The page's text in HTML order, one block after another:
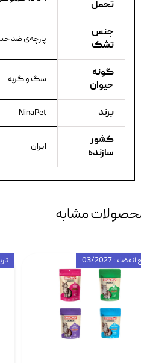
تحمل
جنس
تشک
پارچه‌ی ضد
گونه
حیوان
سگ و گربه
برند NinaPet
کشور
سازنده
ایران
مشابه
: 03/2027